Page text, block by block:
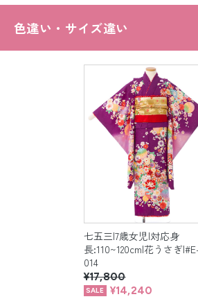
色違い・サイズ違い
七五三|7歳女児|対応身
長:110~120cm|花うさぎ
014
¥17,800
¥14,240